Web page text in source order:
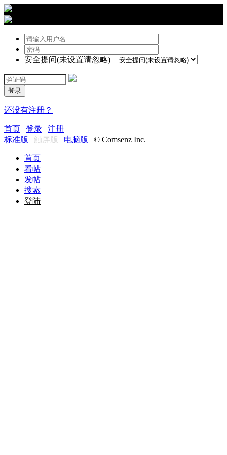
安全提问(未设置请忽略)
登录
还没有注册？
首页 | 登录 | 注册
标准版 | 触屏版 | 电脑版 | © Comsenz Inc.
首页
看帖
发帖
搜索
登陆